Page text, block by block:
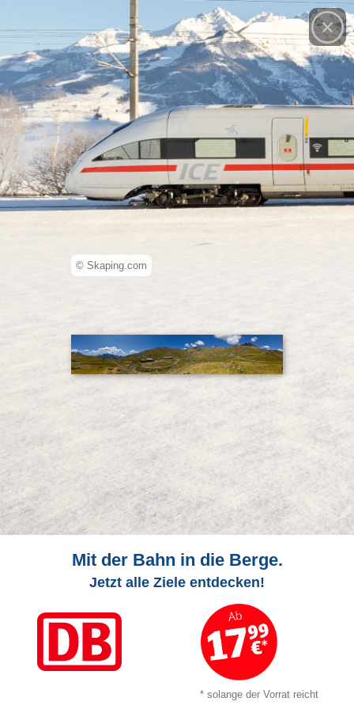
© Skaping.com
Mit der Bahn in die Berge.
Jetzt alle Ziele entdecken!
* solange der Vorrat reicht